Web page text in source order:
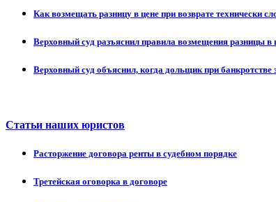
Как возмещать разницу в цене при возврате технически
Верховный суд разъяснил правила возмещения разницы в
Верховный суд объяснил, когда дольщик при
Статьи наших юристов
Расторжение договора ренты в судебном порядке
Третейская оговорка в договоре